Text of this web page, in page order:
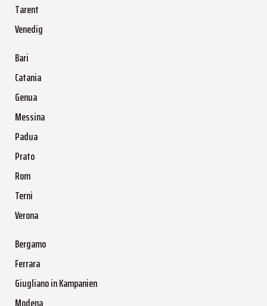
Tarent
Venedig
Bari
Catania
Genua
Messina
Padua
Prato
Rom
Terni
Verona
Bergamo
Ferrara
Giugliano in Kampanien